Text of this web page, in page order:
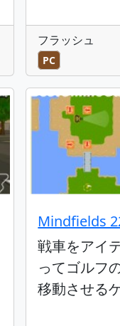
フラッシュ
PC
Mindfields
戦車をアイ
ってゴルフ
移動させる